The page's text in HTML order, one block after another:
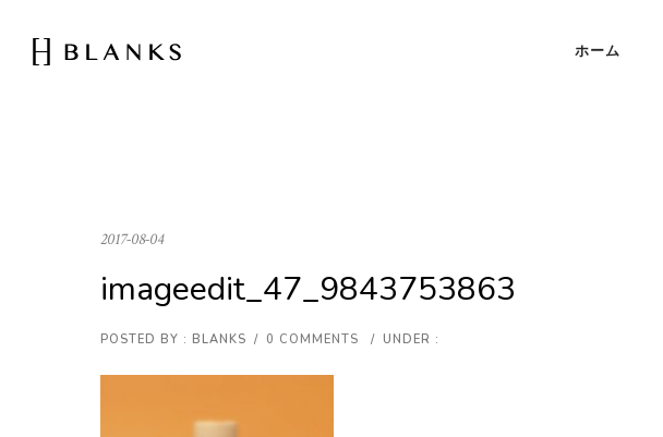
ホーム
2017-08-04
imageedit_47_9843753863
POSTED BY : BLANKS / 0 COMMENTS / UNDER :